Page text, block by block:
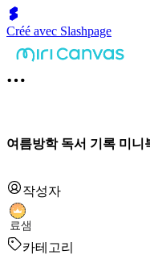
Créé avec Slashpage
여름방학 독서 기록 미니
작성자
료샘
카테고리